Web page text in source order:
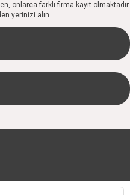
onlarca farklı firma kayıt olmaktadır.
yerinizi alın.